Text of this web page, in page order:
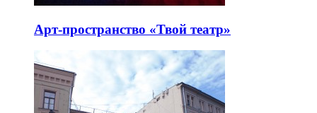
Арт-пространство «Твой театр»